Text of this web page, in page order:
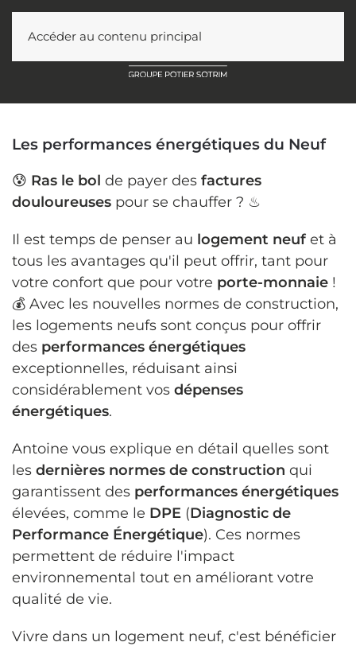
Accéder au contenu principal
Les performances énergétiques du Neuf
😰 Ras le bol de payer des factures
douloureuses pour se chauffer ? ♨
Il est temps de penser au logement neuf et à
tous les avantages qu'il peut offrir, tant pour
votre confort que pour votre porte-monnaie !
💰 Avec les nouvelles normes de construction,
les logements neufs sont conçus pour offrir
des performances énergétiques
exceptionnelles, réduisant ainsi
considérablement vos dépenses
énergétiques.
Antoine vous explique en détail quelles sont
les dernières normes de construction qui
garantissent des performances énergétiques
élevées, comme le DPE (Diagnostic de
Performance Énergétique). Ces normes
permettent de réduire l'impact
environnemental tout en améliorant votre
qualité de vie.
Vivre dans un logement neuf, c'est bénéficier